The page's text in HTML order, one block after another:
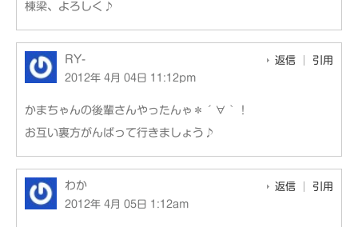
棟梁、よろしく♪
RY-
2012年 4月 04日 11:12pm
返信 引用
かまちゃんの後輩さんやったんゃ＊´∀｀！
お互い裏方がんばって行きましょう♪
わか
2012年 4月 05日 1:12am
返信 引用